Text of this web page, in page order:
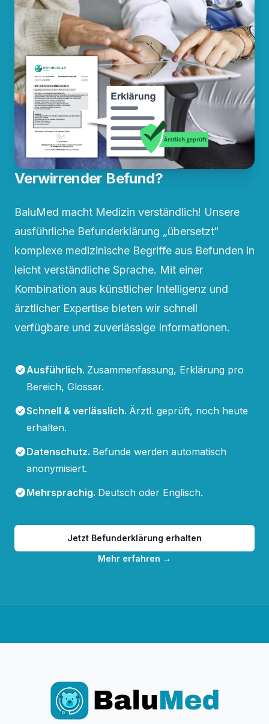
Verwirrender Befund?
BaluMed macht Medizin verständlich! Unsere
ausführliche Befunderklärung „übersetzt“
komplexe medizinische Begriffe aus Befunden in
leicht verständliche Sprache. Mit einer
Kombination aus künstlicher Intelligenz und
ärztlicher Expertise bieten wir schnell
verfügbare und zuverlässige Informationen.
Ausführlich. Zusammenfassung, Erklärung pro
Bereich, Glossar.
Schnell & verlässlich. Ärztl. geprüft, noch heute
erhalten.
Datenschutz. Befunde werden automatisch
anonymisiert.
Mehrsprachig. Deutsch oder Englisch.
Jetzt Befunderklärung erhalten
Mehr erfahren →